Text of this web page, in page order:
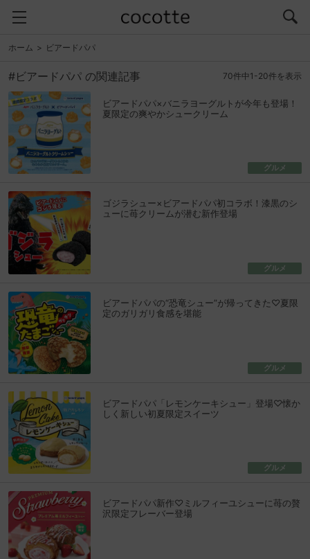
ホーム ビアードパパ
#ビアードパパ の関連記事 70件中1-20件を表示
ビアードパパ×バニラヨーグルトが今年も登場！
夏限定の爽やかシュークリーム
グルメ
ゴジラシュー×ビアードパパ初コラボ！漆黒のシ
ューに苺クリームが潜む新作登場
グルメ
ビアードパパの“恐竜シュー”が帰ってきた♡夏限
定のガリガリ食感を堪能
グルメ
ビアードパパ「レモンケーキシュー」登場♡懐か
しく新しい初夏限定スイーツ
グルメ
ビアードパパ新作♡ミルフィーユシューに苺の贅
沢限定フレーバー登場